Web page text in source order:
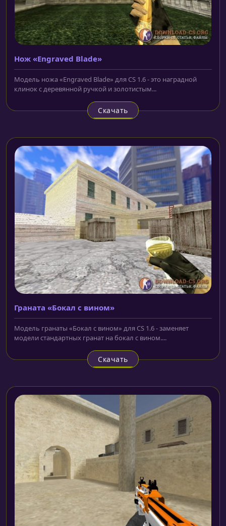
Нож «Engraved Blade»
Модель ножа «Engraved Blade» для CS 1.6 - это наградной
клинок с деревянной ручкой и золотистым...
Скачать
Граната «Бокал с вином»
Модель гранаты «Бокал с вином» для CS 1.6 - заменяет
модели стандартных гранат на бокал с вином....
Скачать